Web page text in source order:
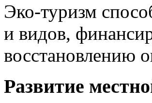
Эко-туризм
и видов,
восстановлению
Развитие